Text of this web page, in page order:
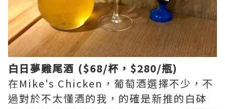
白日夢雞尾酒 ($68/杯，$280/瓶)
在Mike's Chicken，葡萄酒選擇不少，不
過對於不太懂酒的我，的確是新推的白砵